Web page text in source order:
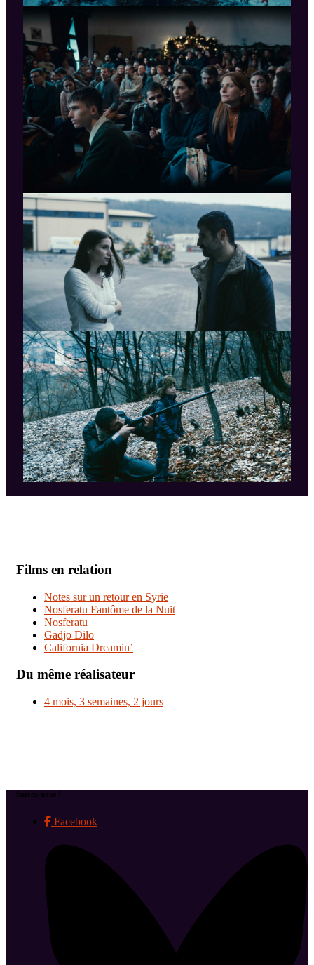
Films en relation
Notes sur un retour en Syrie
Nosferatu Fantôme de la Nuit
Nosferatu
Gadjo Dilo
California Dreamin’
Du même réalisateur
4 mois, 3 semaines, 2 jours
Suivez-nous !
Facebook